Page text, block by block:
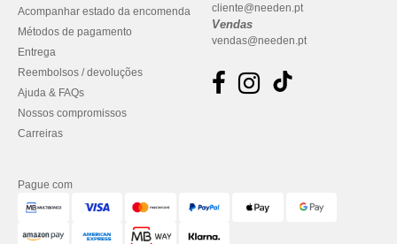
Acompanhar estado da encomenda
Métodos de pagamento
Entrega
Reembolsos / devoluções
Ajuda & FAQs
Nossos compromissos
Carreiras
cliente@needen.pt
Vendas
vendas@needen.pt
Pague com